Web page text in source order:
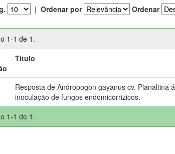
| Ordenar por Ordenar
1-1 de 1.
Título
Resposta de Andropogon gayanus cv. Planaltina á
inoculação de fungos endomicorrizicos.
1-1 de 1.